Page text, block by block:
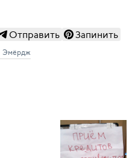
Отправить Запинить
Эмёрдж